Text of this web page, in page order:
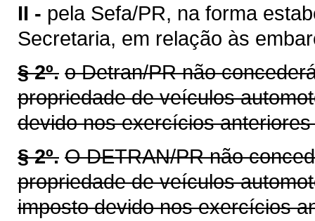
II - pela Sefa/PR, na forma
Secretaria, em relação às
§ 2º. o Detran/PR não
propriedade de veículos
devido nos exercícios
§ 2º. O DETRAN/PR não
propriedade de veículos
imposto devido nos exercícios